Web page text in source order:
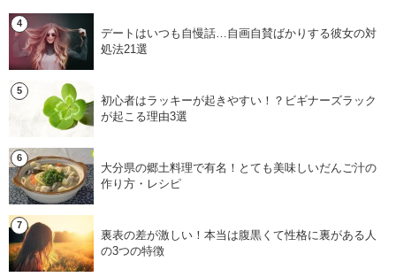
デートはいつも自慢話…自画自賛ばかりする彼女の対
処法21選
初心者はラッキーが起きやすい！？ビギナーズラック
が起こる理由3選
大分県の郷土料理で有名！とても美味しいだんご汁の
作り方・レシピ
裏表の差が激しい！本当は腹黒くて性格に裏がある人
の3つの特徴